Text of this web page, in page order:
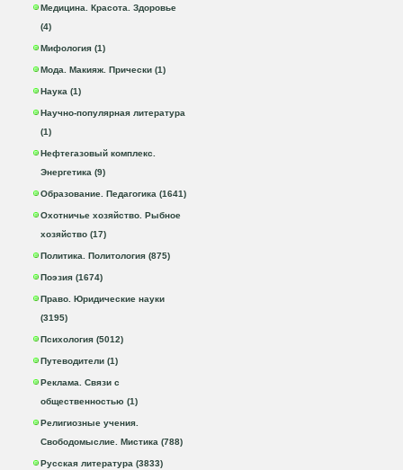
Медицина. Красота. Здоровье
(4)
Мифология (1)
Мода. Макияж. Прически (1)
Наука (1)
Научно-популярная литература
(1)
Нефтегазовый комплекс.
Энергетика (9)
Образование. Педагогика (1641)
Охотничье хозяйство. Рыбное
хозяйство (17)
Политика. Политология (875)
Поэзия (1674)
Право. Юридические науки
(3195)
Психология (5012)
Путеводители (1)
Реклама. Связи с
общественностью (1)
Религиозные учения.
Свободомыслие. Мистика (788)
Русская литература (3833)